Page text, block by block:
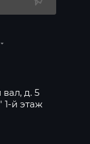
д. 5
1-й этаж